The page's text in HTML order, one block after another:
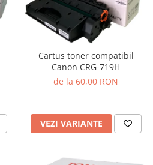
Cartus toner compatibil
Canon CRG-719H
de la 60,00 RON
VEZI VARIANTE